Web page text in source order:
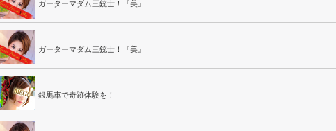
ガーターマダム三銃士！『美』
ガーターマダム三銃士！『美』
銀馬車で奇跡体験を！